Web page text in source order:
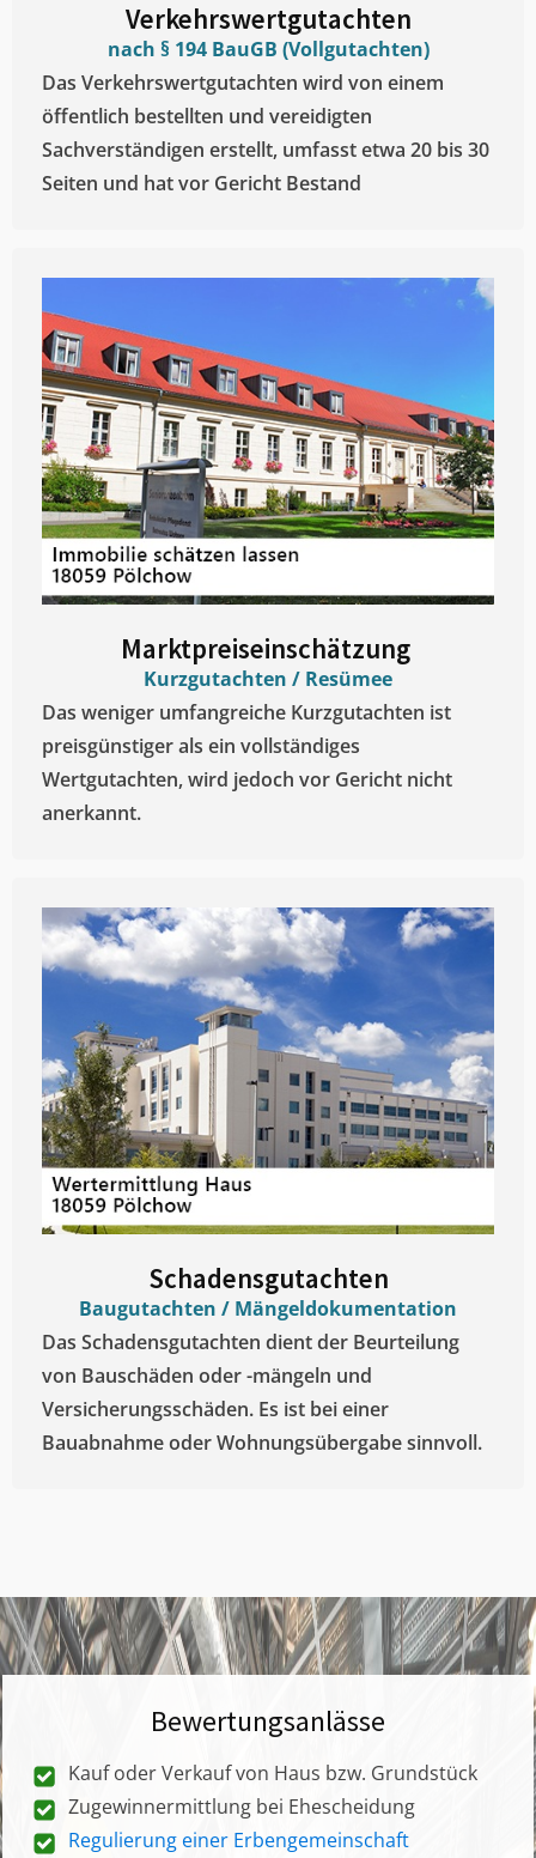
Verkehrswertgutachten
nach § 194 BauGB (Vollgutachten)
Das Verkehrswertgutachten wird von einem
öffentlich bestellten und vereidigten
Sachverständigen erstellt, umfasst etwa 20 bis 30
Seiten und hat vor Gericht Bestand
Marktpreiseinschätzung ​
Kurzgutachten / Resümee
Das weniger umfangreiche Kurzgutachten ist
preisgünstiger als ein vollständiges
Wertgutachten, wird jedoch vor Gericht nicht
anerkannt.
Schadensgutachten
Baugutachten / Mängeldokumentation
Das Schadensgutachten dient der Beurteilung
von Bauschäden oder -mängeln und
Versicherungsschäden. Es ist bei einer
Bauabnahme oder Wohnungsübergabe sinnvoll.
Bewertungsanlässe
Kauf oder Verkauf von Haus bzw. Grundstück
Zugewinnermittlung bei Ehescheidung
Regulierung einer Erbengemeinschaft